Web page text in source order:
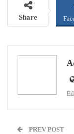
Share
PREV POST